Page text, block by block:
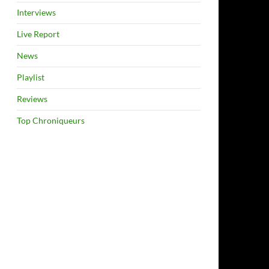
Interviews
Live Report
News
Playlist
Reviews
Top Chroniqueurs